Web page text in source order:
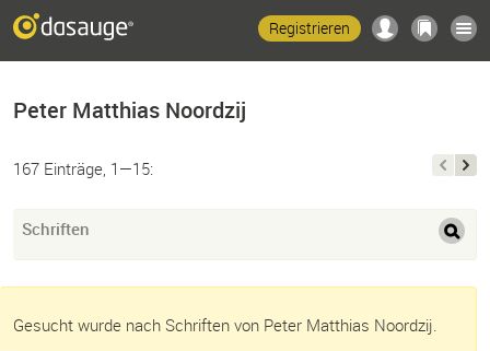
Registrieren
Peter Matthias Noordzij
167 Einträge, 1—15:
Schriften
Gesucht wurde nach Schriften von Peter Matthias Noordzij.